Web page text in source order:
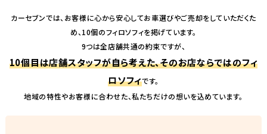
カーセブンでは、お客様に心から安心してお車選びやご売却をしていただくた
め、10個のフィロソフィを掲げています。
9つは全店舗共通の約束ですが、
10個目は店舗スタッフが自ら考えた、そのお店ならではのフィ
ロソフィです。
地域の特性やお客様に合わせた、私たちだけの想いを込めています。